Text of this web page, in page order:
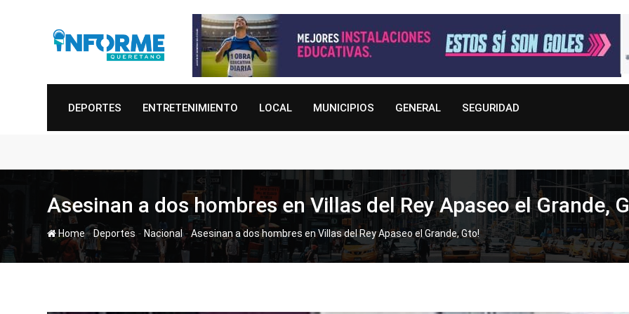
DEPORTES ENTRETENIMIENTO LOCAL MUNICIPIOS GENERAL SEGURIDAD
Asesinan a dos hombres en Villas del Rey Apaseo el Grande,
Home- Deportes- Nacional-Asesinan a dos hombres en Villas del Rey Apaseo el Grande, Gto!